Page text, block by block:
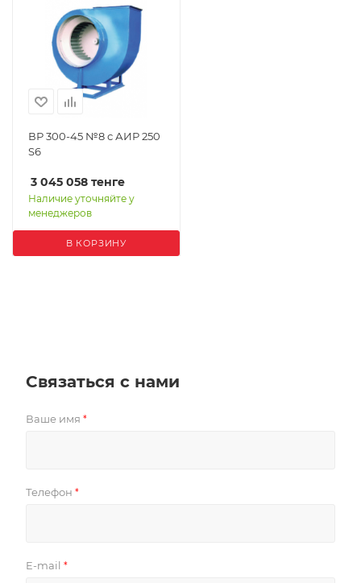
ВР 300-45 №8 с АИР 250
S6
3 045 058 тенге
Наличие уточняйте у
менеджеров
В КОРЗИНУ
Связаться с нами
Ваше имя *
Телефон *
E-mail *